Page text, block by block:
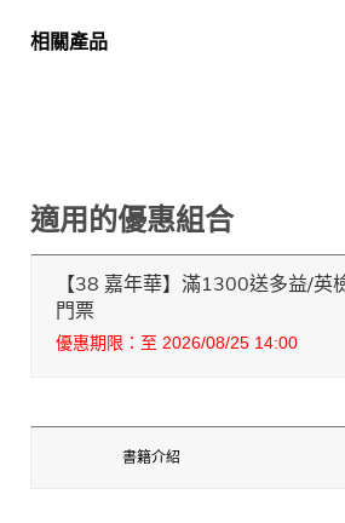
相關產品
適用的優惠組合
【38 嘉年華】滿1300送多益/英
門票
優惠期限：至 2026/08/25 14:00
書籍介紹